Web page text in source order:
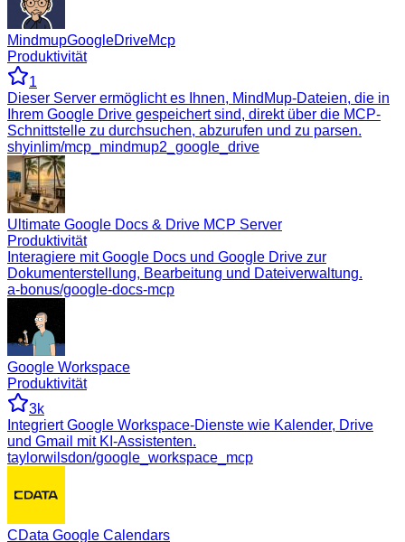
MindmupGoogleDriveMcp
Produktivität
1
Dieser Server ermöglicht es Ihnen, MindMup-Dateien, die in
Ihrem Google Drive gespeichert sind, direkt über die MCP-
Schnittstelle zu durchsuchen, abzurufen und zu parsen.
shyinlim/mcp_mindmup2_google_drive
Ultimate Google Docs & Drive MCP Server
Produktivität
Interagiere mit Google Docs und Google Drive zur
Dokumenterstellung, Bearbeitung und Dateiverwaltung.
a-bonus/google-docs-mcp
Google Workspace
Produktivität
3k
Integriert Google Workspace-Dienste wie Kalender, Drive
und Gmail mit KI-Assistenten.
taylorwilsdon/google_workspace_mcp
CData Google Calendars